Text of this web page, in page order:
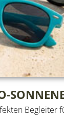
Begleiter